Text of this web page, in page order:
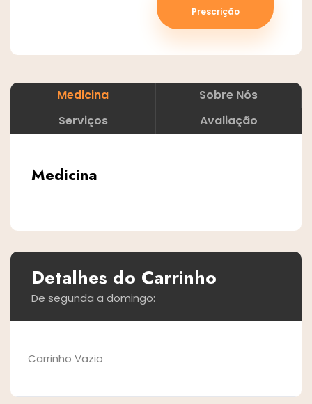
Prescrição
Medicina
Sobre Nós
Serviços
Avaliação
Medicina
Detalhes do Carrinho
De segunda a domingo:
Carrinho Vazio